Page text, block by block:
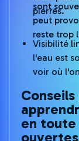
pierres.
sont
peut
reste trop
Visibilité
l'eau est
voir où
en toute
ouvertes